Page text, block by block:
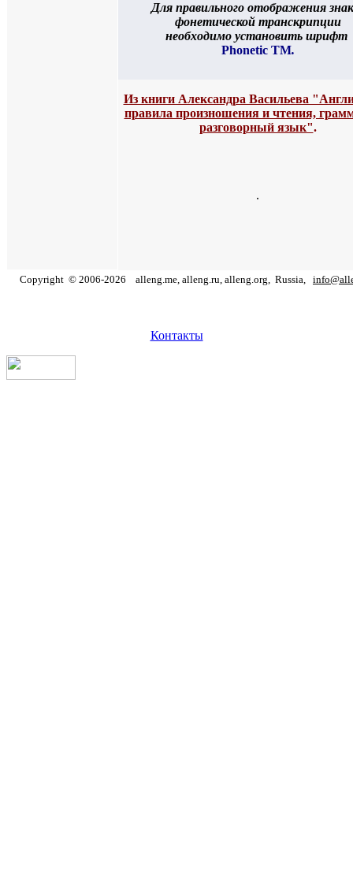
Для правильного отображения
фонетической транскрипции
необходимо установить шрифт
Phonetic TM.
Из книги Александра Васильева
правила произношения и чтения,
разговорный язык".
.
Copyright © 2006-2026 alleng.me, alleng.ru, alleng.org, Russia,
Контакты